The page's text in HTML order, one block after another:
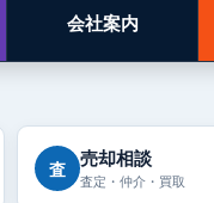
会社案内
査 売却相談
査定・仲介・買取